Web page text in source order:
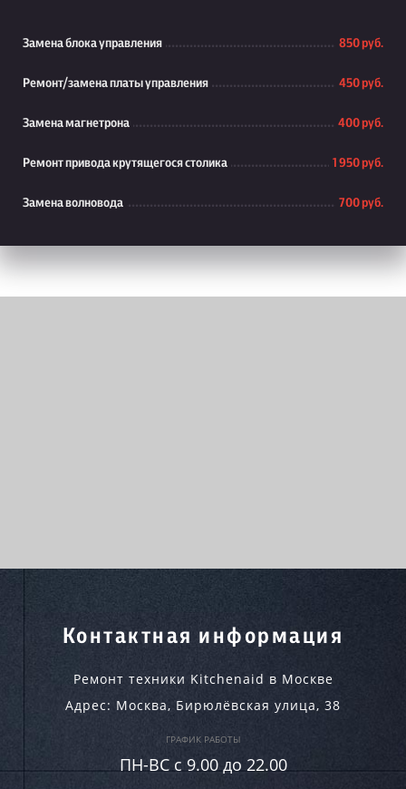
Замена блока управления 850 руб.
Ремонт/замена платы управления 450 руб.
Замена магнетрона 400 руб.
Ремонт привода крутящегося столика 1 950 руб.
Замена волновода 700 руб.
Контактная информация
Ремонт техники Kitchenaid в Москве
Адрес: Москва, Бирюлёвская улица, 38
ГРАФИК РАБОТЫ
ПН-ВC c 9.00 до 22.00